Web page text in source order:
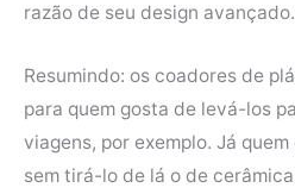
razão de seu design avançado.
Resumindo: os coadores de
para quem gosta de levá-los
viagens, por exemplo. Já
sem tirá-lo de lá o de